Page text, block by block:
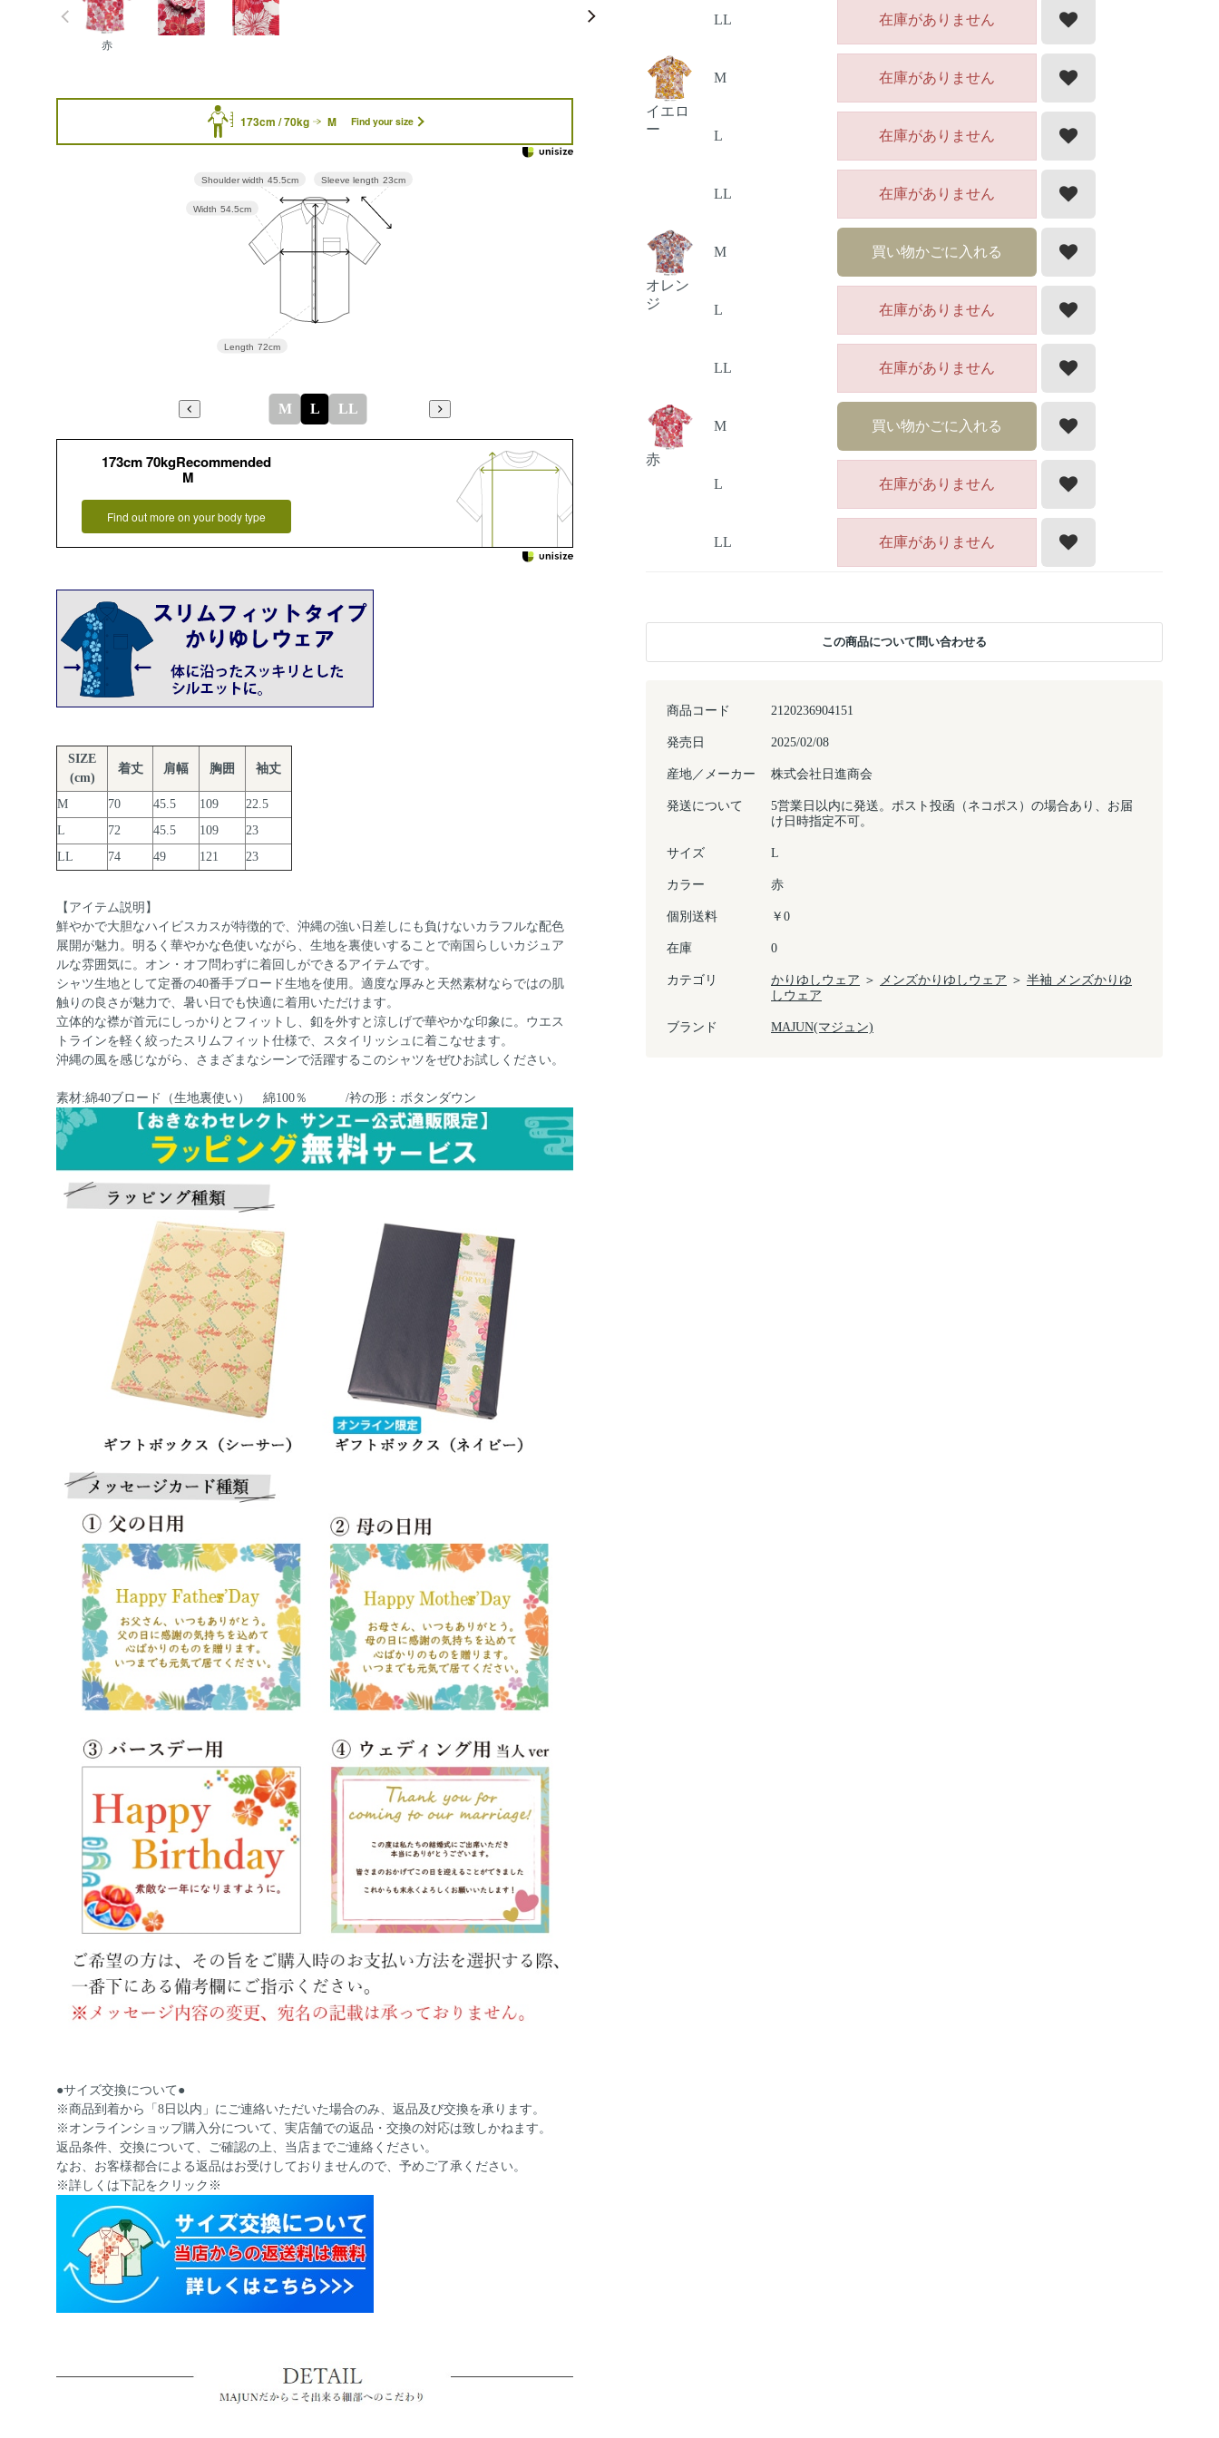
赤
173cm / 70kg M Find your size
Sleeve length 23cm
Length 72cm
Width 54.5cm
Shoulder width 45.5cm
M L LL
173cm 70kgRecommended
M
Find out more on your body type
SIZE
(cm)
着丈 肩幅 胸囲 袖丈
M 70 45.5 109
22.5
L
72 45.5 109
23
LL
74 49 121 23
【アイテム説明】
鮮やかで大胆なハイビスカスが特徴的で、沖縄の強い日差しにも負けないカラフルな配色
展開が魅力。明るく華やかな色使いながら、生地を裏使いすることで南国らしいカジュア
ルな雰囲気に。オン・オフ問わずに着回しができるアイテムです。
シャツ生地として定番の40番手ブロード生地を使用。適度な厚みと天然素材ならではの肌
触りの良さが魅力で、暑い日でも快適に着用いただけます。
立体的な襟が首元にしっかりとフィットし、釦を外すと涼しげで華やかな印象に。ウエス
トラインを軽く絞ったスリムフィット仕様で、スタイリッシュに着こなせます。
沖縄の風を感じながら、さまざまなシーンで活躍するこのシャツをぜひお試しください。
素材:綿40ブロード（生地裏使い） 綿100％ /衿の形：ボタンダウン
●サイズ交換について●
※商品到着から「8日以内」にご連絡いただいた場合のみ、返品及び交換を承ります。
※オンラインショップ購入分について、実店舗での返品・交換の対応は致しかねます。
返品条件、交換について、ご確認の上、当店までご連絡ください。
なお、お客様都合による返品はお受けしておりませんので、予めご了承ください。
※詳しくは下記をクリック※
商品コード 2120236904151
発売日 2025/02/08
産地／メーカー 株式会社日進商会
発送について
5営業日以内に発送。ポスト投函（ネコポス）の場合あり、お届
け日時指定不可。
サイズ L
カラー 赤
個別送料 ￥0
在庫 0
カテゴリ かりゆしウェア ＞ メンズかりゆしウェア ＞ 半袖 メンズかりゆ
しウェア
ブランド MAJUN(マジュン)
LL 在庫がありません
イエロ
ー
M 在庫がありません
L 在庫がありません
LL 在庫がありません
オレン
ジ
M 買い物かごに入れる
L 在庫がありません
LL 在庫がありません
赤
M 買い物かごに入れる
L 在庫がありません
LL 在庫がありません
この商品について問い合わせる